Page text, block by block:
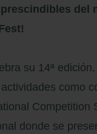
del
!
su 14ª
como
Competition
donde se